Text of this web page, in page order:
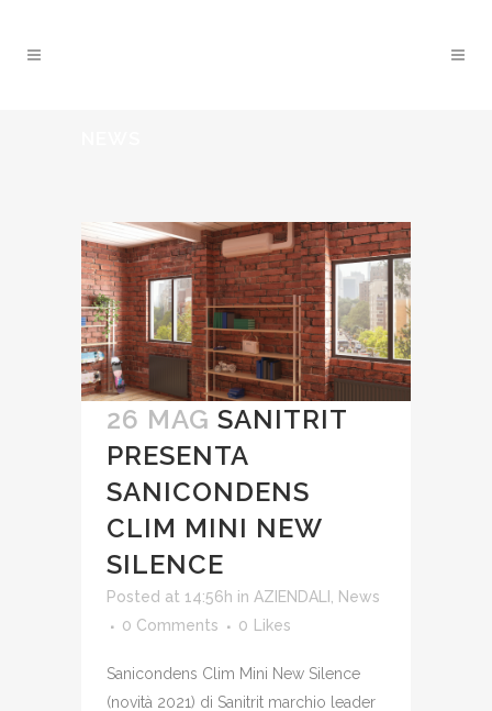
26 MAG SANITRIT
PRESENTA
SANICONDENS
CLIM MINI NEW
SILENCE
Posted at 14:56h in AZIENDALI
News
0 Comments
0 Likes
Sanicondens Clim Mini New Silence
(novità 2021) di Sanitrit marchio leader